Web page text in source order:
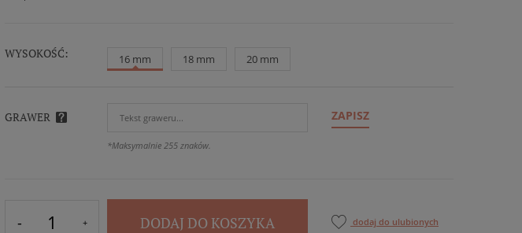
WYSOKOŚĆ: 16 mm 18 mm 20 mm
GRAWER ZAPISZ
*Maksymalnie 255 znaków.
DODAJ DO KOSZYKA dodaj do ulubionych